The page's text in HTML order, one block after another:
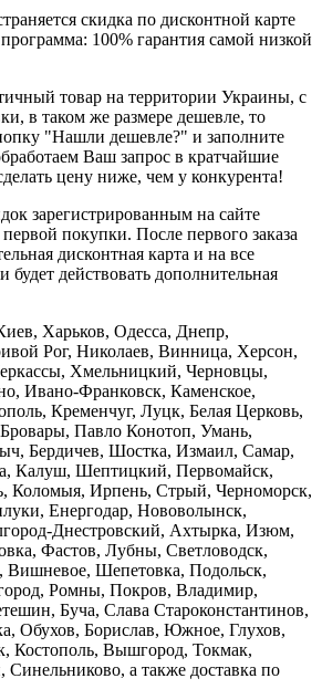
скидка по дисконтной карте
100% гарантия самой низкой
товар на территории Украины, с
в таком же размере дешевле, то
"Нашли дешевле?" и заполните
Ваш запрос в кратчайшие
цену ниже, чем у конкурента!
зарегистрированным на сайте
покупки. После первого заказа
дисконтная карта и на все
действовать дополнительная
Харьков, Одесса, Днепр,
Рог, Николаев, Винница, Херсон,
Хмельницкий, Черновцы,
Ивано-Франковск, Каменское,
Кременчуг, Луцк, Белая Церковь,
Павло Конотоп, Умань,
Бердичев, Шостка, Измаил, Самар,
Калуш, Шептицкий, Первомайск,
Коломыя, Ирпень, Стрый, Черноморск,
Енергодар, Нововолынск,
Днестровский, Ахтырка, Изюм,
Фастов, Лубны, Светловодск,
Шепетовка, Подольск,
Ромны, Покров, Владимир,
Буча, Слава Староконстантинов,
Обухов, Борислав, Южное, Глухов,
Костополь, Вышгород, Токмак,
а также доставка по